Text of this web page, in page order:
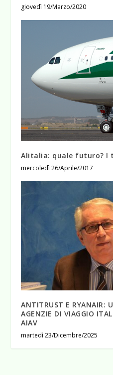
giovedì 19/Marzo/2020
Alitalia: quale futuro? I
mercoledì 26/Aprile/2017
ANTITRUST E RYANAIR:
AGENZIE DI VIAGGIO
AIAV
martedì 23/Dicembre/2025